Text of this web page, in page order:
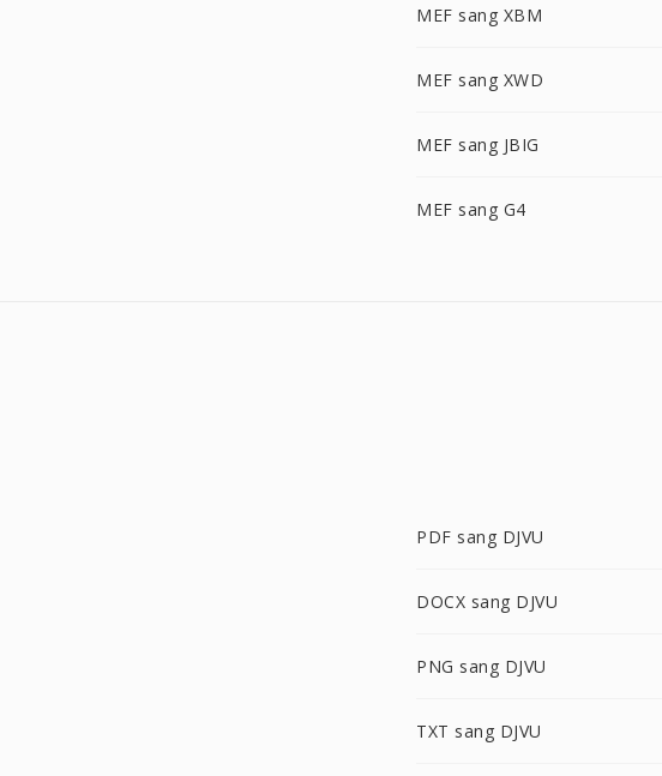
MEF sang XBM
MEF sang XWD
MEF sang JBIG
MEF sang G4
PDF sang DJVU
DOCX sang DJVU
PNG sang DJVU
TXT sang DJVU